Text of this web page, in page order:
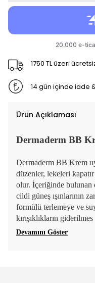
1750 TL üzeri
14 gün içinde iade
Ürün Açıklaması
Dermaderm BB
Dermaderm BB Krem
düzenler, lekeleri
olur. İçeriğinde bulunan
cildi güneş ışınlarının
formülü terlemeye ve
kırışıklıkların giderilmes
Devamını Göster